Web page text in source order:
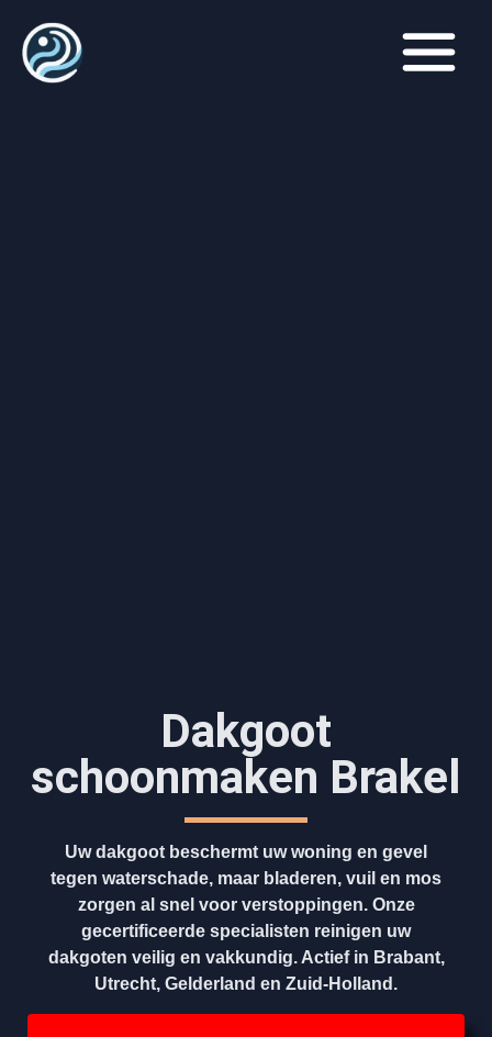
Dakgoot
schoonmaken​ Brakel
Uw dakgoot beschermt uw woning en gevel
tegen waterschade, maar bladeren, vuil en mos
zorgen al snel voor verstoppingen. Onze
gecertificeerde specialisten reinigen uw
dakgoten veilig en vakkundig. Actief in Brabant,
Utrecht, Gelderland en Zuid-Holland.